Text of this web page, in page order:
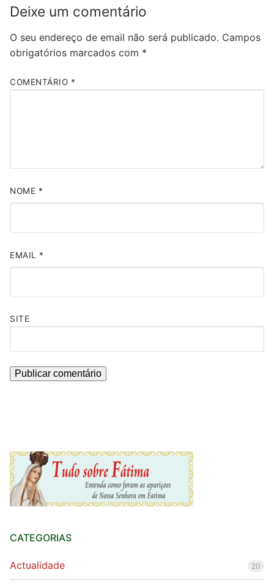
Deixe um comentário
O seu endereço de email não será publicado. Campos
obrigatórios marcados com *
COMENTÁRIO *
NOME *
EMAIL *
SITE
CATEGORIAS
Actualidade 20